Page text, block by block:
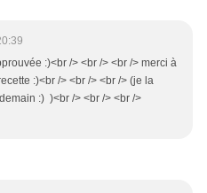
:)<br /> <br /> <br /> merci à
:)<br /> <br /> <br /> (je la
:) )<br /> <br /> <br />